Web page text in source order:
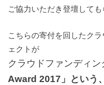
ご協力いただき登壇しても
こちらの寄付を回したク
ェクトが
クラウドファンディン
Award 2017」という、